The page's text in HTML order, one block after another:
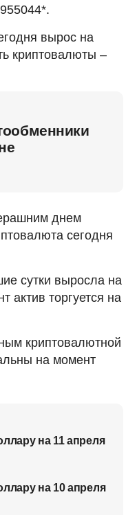
вырос на
криптовалюты –
днем
сегодня
сутки выросла на
актив торгуется на
криптовалютной
на момент
на 11 апреля
на 10 апреля